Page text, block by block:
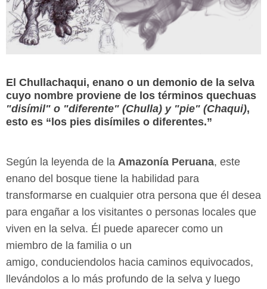
El Chullachaqui, enano o un demonio de la selva
cuyo nombre proviene de los términos quechuas
"disímil" o "diferente" (Chulla) y "pie" (Chaqui),
esto es “los pies disímiles o diferentes.”
Según la leyenda de la Amazonía Peruana, este
enano del bosque tiene la habilidad para
transformarse en cualquier otra persona que él desea
para engañar a los visitantes o personas locales que
viven en la selva. Él puede aparecer como un
miembro de la familia o un
amigo, conduciendolos hacia caminos equivocados,
llevándolos a lo más profundo de la selva y luego